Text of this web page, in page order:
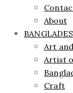
About
Art
Artist
Craft